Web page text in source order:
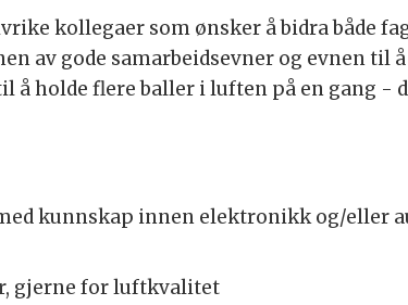
kollegaer som ønsker å bidra både
av gode samarbeidsevner og evnen til
holde flere baller i luften på en gang -
kunnskap innen elektronikk og/eller
gjerne for luftkvalitet